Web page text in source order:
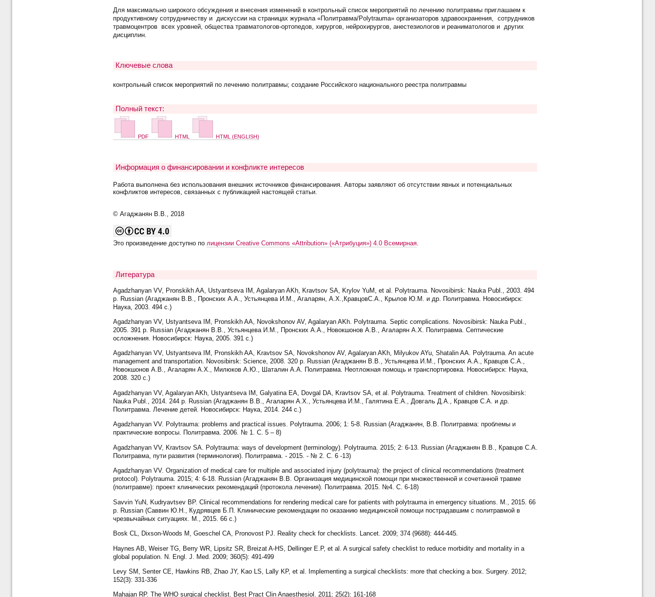
Для максимально широкого обсуждения и внесения изменений в контрольный список мероприятий по лечению политравмы приглашаем к
продуктивному сотрудничеству и дискуссии на страницах журнала «Политравма/Polytrauma» организаторов здравоохранения, сотрудников
травмоцентров всех уровней, общества травматологов-ортопедов, хирургов, нейрохирургов, анестезиологов и реаниматологов и других
дисциплин.
Ключевые слова
контрольный список мероприятий по лечению политравмы; создание Российского национального реестра политравмы
Полный текст:
PDF HTML HTML (ENGLISH)
Информация о финансировании и конфликте интересов
Работа выполнена без использования внешних источников финансирования. Авторы заявляют об отсутствии явных и потенциальных
конфликтов интересов, связанных с публикацией настоящей статьи.
© Агаджанян В.В., 2018
Это произведение доступно по лицензии Creative Commons «Attribution» («Атрибуция») 4.0 Всемирная.
Литература
Agadzhanyan VV, Pronskikh AA, Ustyantseva IM, Agalaryan AKh, Kravtsov SA, Krylov YuM, et al. Polytrauma. Novosibirsk: Nauka Publ., 2003. 494
p. Russian (Агаджанян В.В., Пронских А.А., Устьянцева И.М., Агаларян, А.Х.,КравцовС.А., Крылов Ю.М. и др. Политравма. Новосибирск:
Наука, 2003. 494 с.)
Agadzhanyan VV, Ustyantseva IM, Pronskikh AA, Novokshonov AV, Agalaryan AKh. Polytrauma. Septic complications. Novosibirsk: Nauka Publ.,
2005. 391 p. Russian (Агаджанян В.В., Устьянцева И.М., Пронских А.А., Новокшонов А.В., Агаларян А.Х. Политравма. Септические
осложнения. Новосибирск: Наука, 2005. 391 с.)
Agadzhanyan VV, Ustyantseva IM, Pronskikh AA, Kravtsov SA, Novokshonov AV, Agalaryan AKh, Milyukov AYu, Shatalin AA. Polytrauma. An acute
management and transportation. Novosibirsk: Science, 2008. 320 p. Russian (Агаджанян В.В., Устьянцева И.М., Пронских А.А., Кравцов С.А.,
Новокшонов А.В., Агаларян А.Х., Милюков А.Ю., Шаталин А.А. Политравма. Неотложная помощь и транспортировка. Новосибирск: Наука,
2008. 320 с.)
Agadzhanyan VV, Agalaryan AKh, Ustyantseva IM, Galyatina EA, Dovgal DA, Kravtsov SA, et al. Polytrauma. Treatment of children. Novosibirsk:
Nauka Publ., 2014. 244 p. Russian (Агаджанян В.В., Агаларян А.Х., Устьянцева И.М., Галятина Е.А., Довгаль Д.А., Кравцов С.А. и др.
Политравма. Лечение детей. Новосибирск: Наука, 2014. 244 с.)
Agadzhanyan VV. Polytrauma: problems and practical issues. Polytrauma. 2006; 1: 5-8. Russian (Агаджанян, В.В. Политравма: проблемы и
практические вопросы. Политравма. 2006. № 1. С. 5 – 8)
Agadzhanyan VV, Kravtsov SA. Polytrauma: ways of development (terminology). Polytrauma. 2015; 2: 6-13. Russian (Агаджанян В.В., Кравцов С.А.
Политравма, пути развития (терминология). Политравма. - 2015. - № 2. С. 6 -13)
Agadzhanyan VV. Organization of medical care for multiple and associated injury (polytrauma): the project of clinical recommendations (treatment
protocol). Polytrauma. 2015; 4: 6-18. Russian (Агаджанян В.В. Организация медицинской помощи при множественной и сочетанной травме
(политравме): проект клинических рекомендаций (протокола лечения). Политравма. 2015. №4. С. 6-18)
Savvin YuN, Kudryavtsev BP. Clinical recommendations for rendering medical care for patients with polytrauma in emergency situations. M., 2015. 66
p. Russian (Саввин Ю.Н., Кудрявцев Б.П. Клинические рекомендации по оказанию медицинской помощи пострадавшим с политравмой в
чрезвычайных ситуациях. М., 2015. 66 с.)
Bosk CL, Dixson-Woods M, Goeschel CA, Pronovost PJ. Reality check for checklists. Lancet. 2009; 374 (9688): 444-445.
Haynes AB, Weiser TG, Berry WR, Lipsitz SR, Breizat A-HS, Dellinger E.P, et al. A surgical safety checklist to reduce morbidity and mortality in a
global population. N. Engl. J. Med. 2009; 360(5): 491-499
Levy SM, Senter CE, Hawkins RB, Zhao JY, Kao LS, Lally KP, et al. Implementing a surgical checklists: more that checking a box. Surgery. 2012;
152(3): 331-336
Mahajan RP. The WHO surgical checklist. Best Pract Clin Anaesthesiol. 2011; 25(2): 161-168